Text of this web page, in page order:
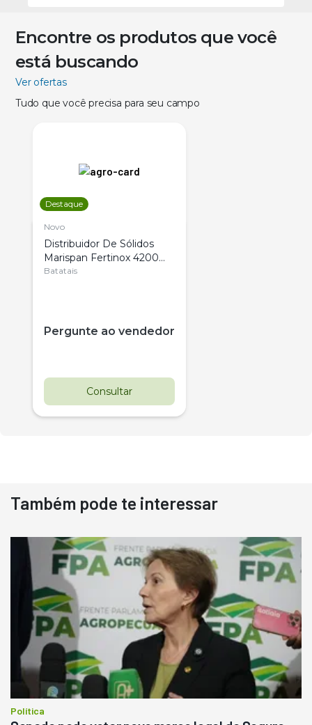
Encontre os produtos que você
está buscando
Ver ofertas
Tudo que você precisa para seu campo
Destaque
Novo
Distribuidor De Sólidos
Marispan Fertinox 4200
Citrus
Batatais
Pergunte ao vendedor
Consultar
Destaque
Usado
Pá Carregadeira Cat 966
Ano 1987
Londrina
R$ 145.000
Consultar
Também pode te interessar
Política